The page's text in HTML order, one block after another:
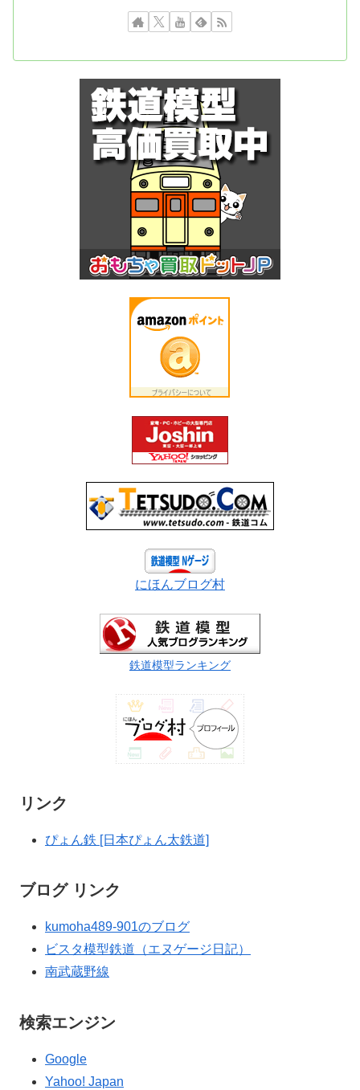
にほんブログ村
鉄道模型ランキング
リンク
ぴょん鉄 [日本ぴょん太鉄道]
ブログ リンク
kumoha489-901のブログ
ビスタ模型鉄道（エヌゲージ日記）
南武蔵野線
検索エンジン
Google
Yahoo! Japan